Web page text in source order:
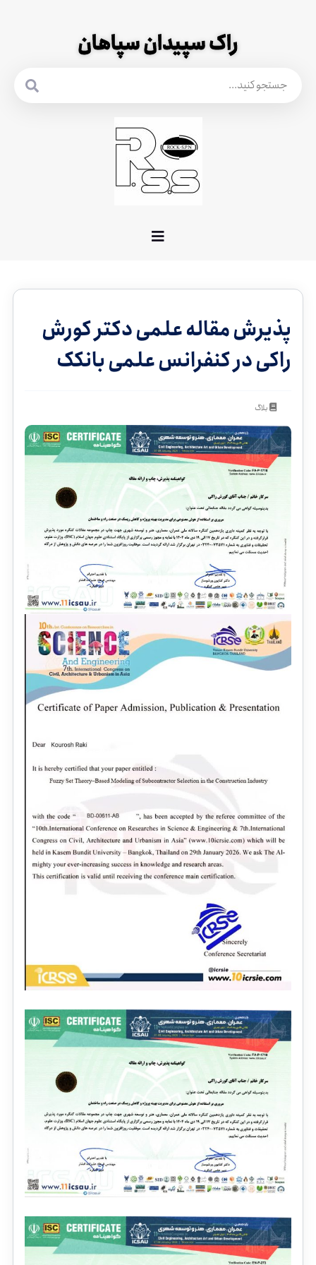
راک سپیدان سپاهان
پذیرش مقاله علمی دکتر کورش
راکی در کنفرانس علمی بانکک
بلاگ